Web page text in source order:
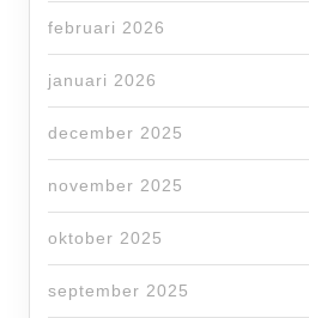
februari 2026
januari 2026
december 2025
november 2025
oktober 2025
september 2025